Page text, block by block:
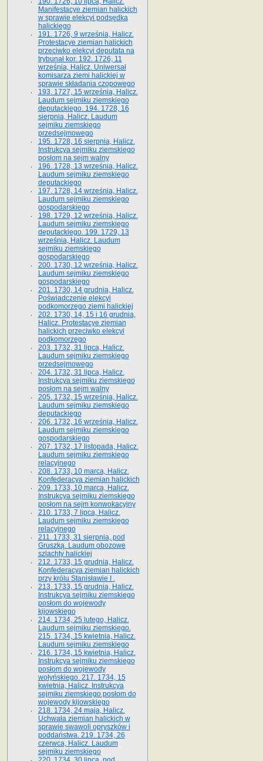
Manifestacye ziemian halickich
w sprawie elekcyi podsędka
halickiego
191. 1726, 9 września, Halicz.
Protestacye ziemian halickich
przeciwko elekcyi deputata na
trybunał kor. 192. 1726, 11
września, Halicz. Uniwersał
komisarza ziemi halickiej w
sprawie składania czopowego
193. 1727, 15 września, Halicz.
Laudum sejmiku ziemskiego
deputackiego. 194. 1728, 16
sierpnia, Halicz. Laudum
sejmiku ziemskiego
przedsejmowego
195. 1728, 16 sierpnia, Halicz.
Instrukcya sejmiku ziemskiego
posłom na sejm walny
196. 1728, 13 września, Halicz.
Laudum sejmiku ziemskiego
deputackiego
197. 1728, 14 września, Halicz.
Laudum sejmiku ziemskiego
gospodarskiego
198. 1729, 12 września, Halicz.
Laudum sejmiku ziemskiego
deputackiego. 199. 1729, 13
września, Halicz. Laudum
sejmiku ziemskiego
gospodarskiego
200. 1730, 12 września, Halicz.
Laudum sejmiku ziemskiego
gospodarskiego
201. 1730, 14 grudnia, Halicz.
Poświadczenie elekcyi
podkomorzego ziemi halickiej
202. 1730, 14, 15 i 16 grudnia,
Halicz. Protestacye ziemian
halickich przeciwko elekcyi
podkomorzego
203. 1732, 31 lipca, Halicz.
Laudum sejmiku ziemskiego
przedsejmowego
204. 1732, 31 lipca, Halicz.
Instrukcya sejmiku ziemskiego
posłom na sejm walny
205. 1732, 15 września, Halicz.
Laudum sejmiku ziemskiego
deputackiego
206. 1732, 16 września, Halicz.
Laudum sejmiku ziemskiego
gospodarskiego
207. 1732, 17 listopada, Halicz.
Laudum sejmiku ziemskiego
relacyjnego
208. 1733, 10 marca, Halicz.
Konfederacya ziemian halickich­
209. 1733, 10 marca, Halicz.
Instrukcya sejmiku ziemskiego
posłom na sejm konwokacyjny
210. 1733, 7 lipca, Halicz.
Laudum sejmiku ziemskiego
relacyjnego
211. 1733, 31 sierpnia, pod
Gruszką. Laudum obozowe
szlachty halickiej
212. 1733, 15 grudnia, Halicz.
Konfederacya ziemian halickich
przy królu Stanisławie I .
213. 1733, 15 grudnia, Halicz.
Instrukcya sejmiku ziemskiego
posłom do wojewody
kijowskiego
214. 1734, 25 lutego, Halicz.
Laudum sejmiku ziemskiego.
215. 1734, 15 kwietnia, Halicz.
Laudum sejmiku ziemskiego
216. 1734, 15 kwietnia, Halicz.
Instrukcya sejmiku ziemskiego
posłom do wojewody
wołyńskiego. 217. 1734, 15
kwietnia, Halicz. Instrukcya
sejmiku ziemskiego posłom do
wojewody kijowskiego
218. 1734, 24 maja, Halicz.
Uchwała ziemian halickich w
sprawie swawoli opryszków i
poddaństwa. 219. 1734, 26
czerwca, Halicz. Laudum
sejmiku ziemskiego